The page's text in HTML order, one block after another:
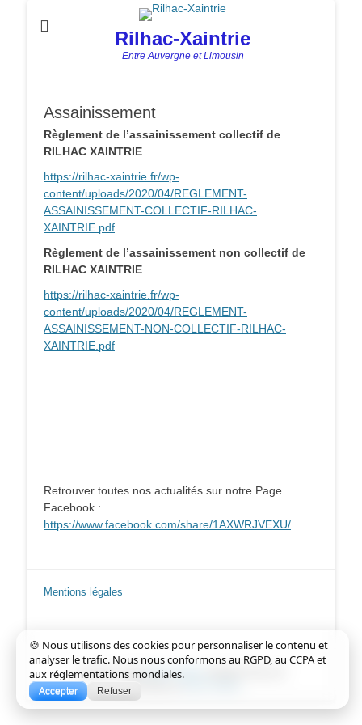
Rilhac-Xaintrie
Entre Auvergne et Limousin
Assainissement
Règlement de l’assainissement collectif de
RILHAC XAINTRIE
https://rilhac-xaintrie.fr/wp-
content/uploads/2020/04/REGLEMENT-
ASSAINISSEMENT-COLLECTIF-RILHAC-
XAINTRIE.pdf
Règlement de l’assainissement non collectif de
RILHAC XAINTRIE
https://rilhac-xaintrie.fr/wp-
content/uploads/2020/04/REGLEMENT-
ASSAINISSEMENT-NON-COLLECTIF-RILHAC-
XAINTRIE.pdf
Retrouver toutes nos actualités sur notre Page
Facebook :
https://www.facebook.com/share/1AXWRJVEXU/
Mentions légales
Copyright © 2026Rilhac-Xaintrie
🍪 Nous utilisons des cookies pour personnaliser le contenu et
analyser le trafic. Nous nous conformons au RGPD, au CCPA et
aux réglementations mondiales.
Accepter Refuser